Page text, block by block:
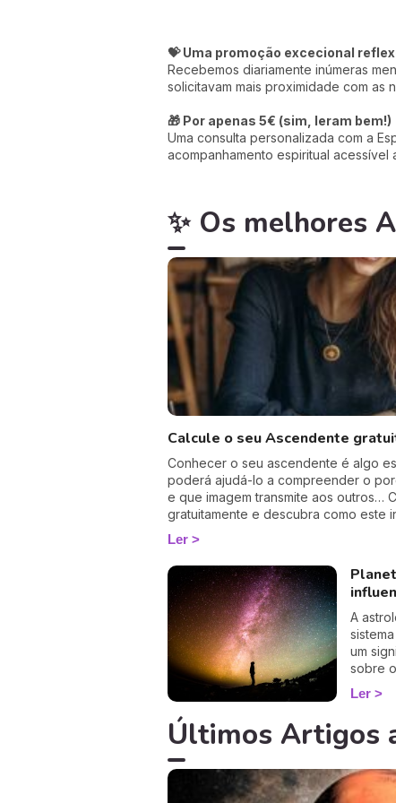
💝 Uma promoção excecional
Recebemos diariamente inúmeras
solicitavam mais proximidade com as
🎁 Por apenas 5€ (sim, leram bem!)
Uma consulta personalizada com a
acompanhamento espiritual acessível
✨ Os melhores
Calcule o seu Ascendente
Conhecer o seu ascendente é algo
poderá ajudá-lo a compreender o
e que imagem transmite aos outros…
gratuitamente e descubra como este
suas relações. É um cálculo simples e
ter a hora e o local do seu nascimento.
Ler
A
um
sobre
como
Ler
Últimos Artigos